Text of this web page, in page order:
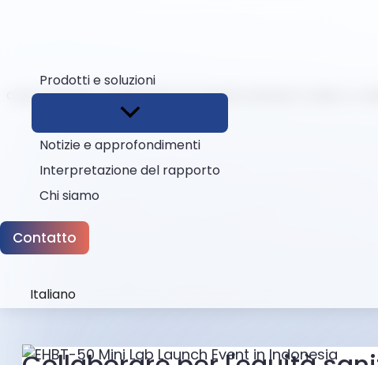
Prodotti e soluzioni
Notizie e approfondimenti
Interpretazione del rapporto
Chi siamo
Contatto
Italiano
Casa Notizie Collaborare per l'equità sanitaria: Ozelle e i